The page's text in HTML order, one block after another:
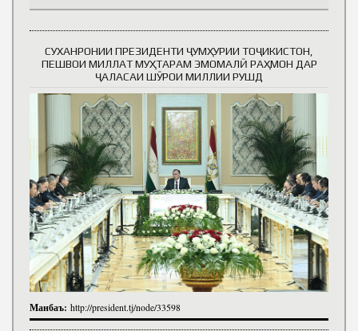
СУХАНРОНИИ ПРЕЗИДЕНТИ ҶУМҲУРИИ ТОҶИКИСТОН,
ПЕШВОИ МИЛЛАТ МУҲТАРАМ ЭМОМАЛӢ РАҲМОН ДАР
ҶАЛАСАИ ШӮРОИ МИЛЛИИ РУШД
Манбаъ: http://president.tj/node/33598